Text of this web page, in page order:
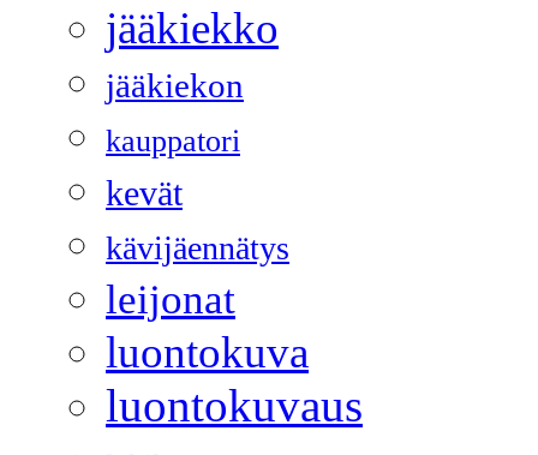
jääkiekko
jääkiekon
kauppatori
kevät
kävijäennätys
leijonat
luontokuva
luontokuvaus